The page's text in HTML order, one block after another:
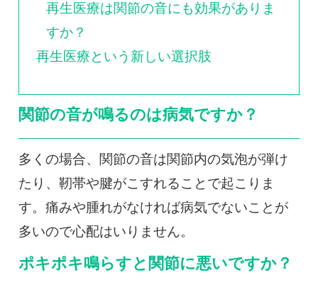
再生医療は関節の音にも効果がありま
すか？
再生医療という新しい選択肢
関節の音が鳴るのは病気ですか？
多くの場合、関節の音は関節内の気泡が弾け
たり、靭帯や腱がこすれることで起こりま
す。痛みや腫れがなければ病気でないことが
多いので心配はいりません。
ポキポキ鳴らすと関節に悪いですか？